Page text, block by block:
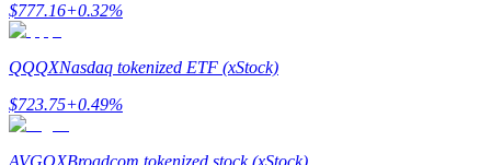
Giới thiệu
Mời một người bạn để nhận phần thưởng tiền mặt
BTC Welcome Rewards
$777.16+0.32%
QQQXNasdaq tokenized ETF (xStock)
$723.75+0.49%